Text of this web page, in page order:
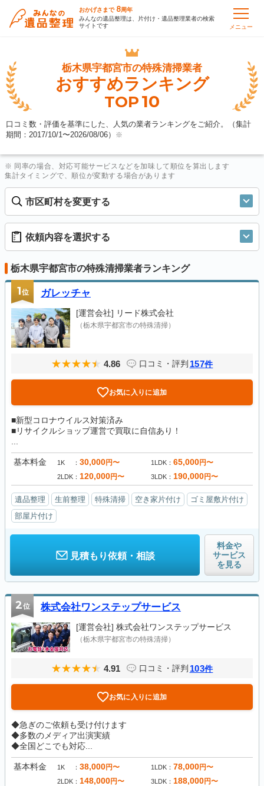
おかげさまで 8周年
みんなの遺品整理は、片付け・遺品整理業者の検索
サイトです
メニュー
栃木県宇都宮市の特殊清掃業者
おすすめランキング
TOP10
口コミ数・評価を基準にした、人気の業者ランキングをご紹介。（集計
期間：2017/10/1〜2026/08/06） ※
※ 同率の場合、対応可能サービスなどを加味して順位を算出します
集計タイミングで、順位が変動する場合があります
市区町村を変更する
依頼内容を選択する
栃木県宇都宮市の特殊清掃業者ランキング
1位 ガレッチャ
[運営会社] リード株式会社
（栃木県宇都宮市の特殊清掃）
4.86 口コミ・評判 157件
お気に入りに追加
■新型コロナウイルス対策済み
■リサイクルショップ運営で買取に自信あり！
基本料金 1K 30,000円〜 1LDK 65,000円〜
2LDK 120,000円〜 3LDK 190,000円〜
遺品整理 生前整理 特殊清掃 空き家片付け
ゴミ屋敷片付け
部屋片付け
見積もり依頼・相談
料金や
サービス
を見る
2位 株式会社ワンステップサービス
[運営会社] 株式会社ワンステップサービス
（栃木県宇都宮市の特殊清掃）
4.91 口コミ・評判 103件
お気に入りに追加
◆急ぎのご依頼も受け付けます
◆多数のメディア出演実績
◆全国どこでも対応...
基本料金 1K 38,000円〜 1LDK 78,000円〜
2LDK 148,000円〜 3LDK 188,000円〜